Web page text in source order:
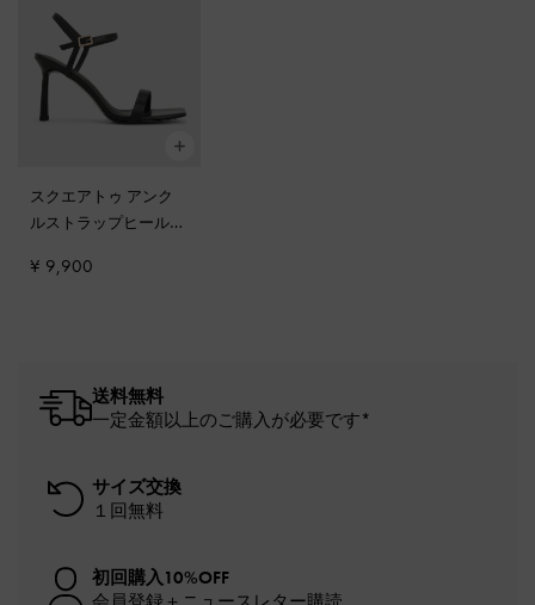
スクエアトゥ アンク
ルストラップヒールサ
¥ 9,900
送料無料
一定金額以上のご購入が必要です*
サイズ交換
１回無料
初回購入10%OFF